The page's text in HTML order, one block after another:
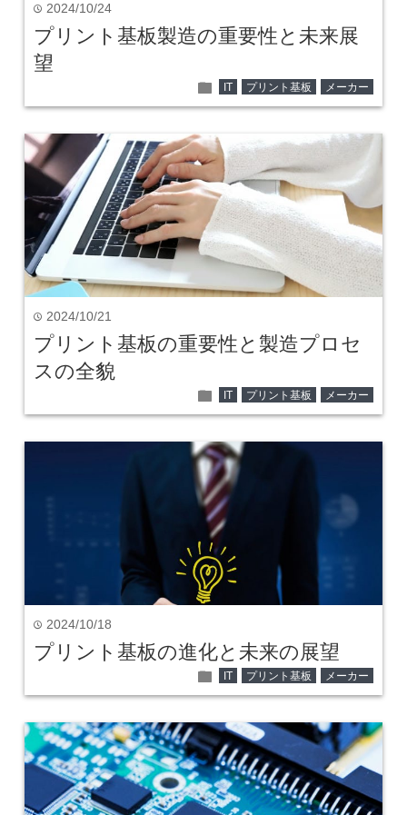
time 2024/10/24
プリント基板製造の重要性と未来展
望
folder IT プリント基板 メーカー
time 2024/10/21
プリント基板の重要性と製造プロセ
スの全貌
folder IT プリント基板 メーカー
time 2024/10/18
プリント基板の進化と未来の展望
folder IT プリント基板 メーカー